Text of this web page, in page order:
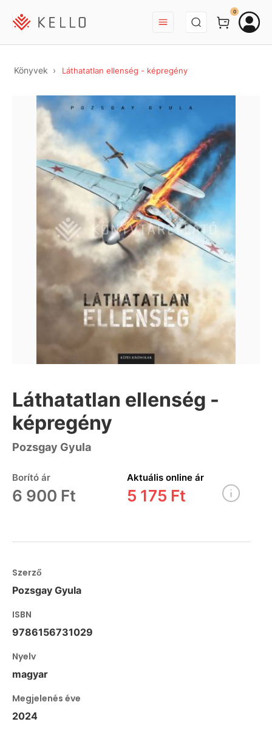
BEJELENTKEZÉS
0
Könyvek Láthatatlan ellenség - képregény
Láthatatlan ellenség -
képregény
Pozsgay Gyula
Borító ár
6 900 Ft
Aktuális online ár
5 175 Ft
Szerző
Pozsgay Gyula
ISBN
9786156731029
Nyelv
magyar
Megjelenés éve
2024